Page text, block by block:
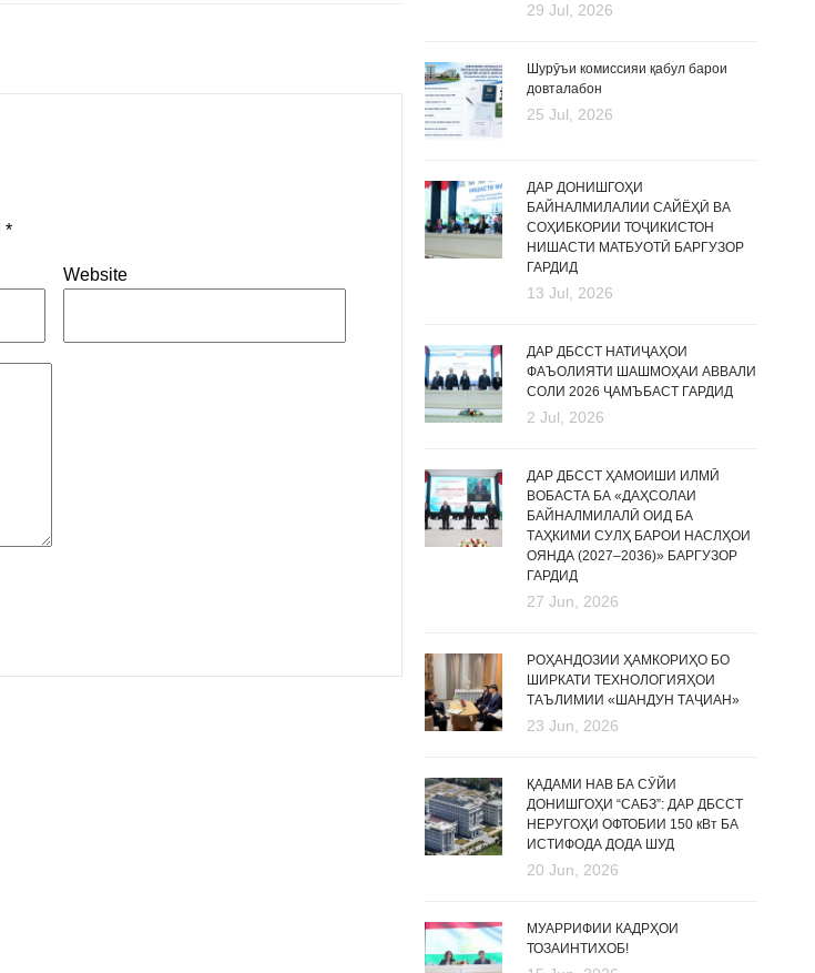
*
Website
29 Jul, 2026
Шурӯъи комиссияи қабул барои
довталабон
25 Jul, 2026
ДАР ДОНИШГОҲИ
БАЙНАЛМИЛАЛИИ САЙЁҲӢ ВА
СОҲИБКОРИИ ТОҶИКИСТОН
НИШАСТИ МАТБУОТӢ БАРГУЗОР
ГАРДИД
13 Jul, 2026
ДАР ДБССТ НАТИҶАҲОИ
ФАЪОЛИЯТИ ШАШМОҲАИ АВВАЛИ
СОЛИ 2026 ҶАМЪБАСТ ГАРДИД
2 Jul, 2026
ДАР ДБССТ ҲАМОИШИ ИЛМӢ
ВОБАСТА БА «ДАҲСОЛАИ
БАЙНАЛМИЛАЛӢ ОИД БА
ТАҲКИМИ СУЛҲ БАРОИ НАСЛҲОИ
ОЯНДА (2027–2036)» БАРГУЗОР
ГАРДИД
27 Jun, 2026
РОҲАНДОЗИИ ҲАМКОРИҲО БО
ШИРКАТИ ТЕХНОЛОГИЯҲОИ
ТАЪЛИМИИ «ШАНДУН ТАҶИАН»
23 Jun, 2026
ҚАДАМИ НАВ БА СӮЙИ
ДОНИШГОҲИ “САБЗ”: ДАР ДБССТ
НЕРУГОҲИ ОФТОБИИ 150 кВт БА
ИСТИФОДА ДОДА ШУД
20 Jun, 2026
МУАРРИФИИ КАДРҲОИ
ТОЗАИНТИХОБ!